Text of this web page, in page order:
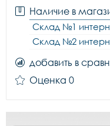
Наличие в
Склад №1
Склад №2
добавить в
Оценка 0